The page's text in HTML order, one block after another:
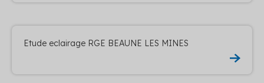
Etude eclairage RGE BEAUNE LES MINES